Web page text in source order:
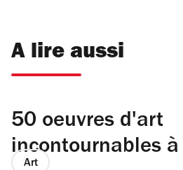
A lire aussi
50 oeuvres d'art
incontournables
Art